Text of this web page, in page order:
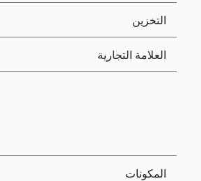
التخزين
العلامة التجارية
المكونات